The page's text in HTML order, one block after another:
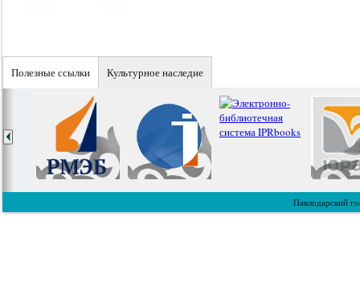
Полезные ссылки Культурное наследие
Павлодарский